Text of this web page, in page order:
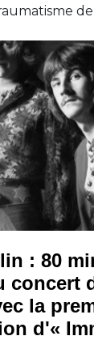
de
: 80
concert
la
d'«